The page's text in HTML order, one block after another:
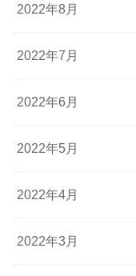
2022年8月
2022年7月
2022年6月
2022年5月
2022年4月
2022年3月